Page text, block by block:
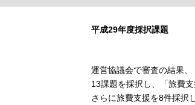
平成29年度採択課題
運営協議会で審査の結果
13課題を採択し、「旅費
さらに旅費支援を8件採択